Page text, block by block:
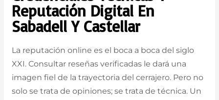
Reputación Digital En
Sabadell Y Castellar
La reputación online es el boca a boca del siglo
XXI. Consultar reseñas verificadas le dará una
imagen fiel de la trayectoria del cerrajero. Pero no
solo se trata de opiniones; se trata de técnica. Un